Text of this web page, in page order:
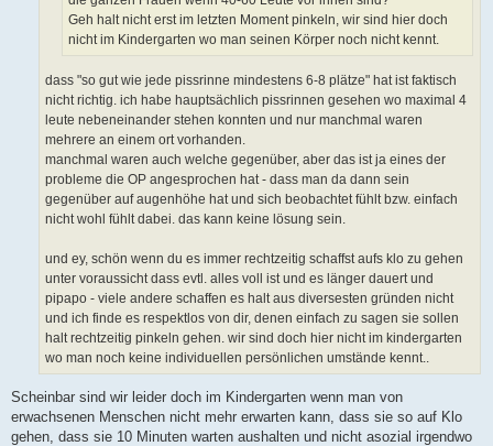
Geh halt nicht erst im letzten Moment pinkeln, wir sind hier doch
nicht im Kindergarten wo man seinen Körper noch nicht kennt.
dass "so gut wie jede pissrinne mindestens 6-8 plätze" hat ist faktisch
nicht richtig. ich habe hauptsächlich pissrinnen gesehen wo maximal 4
leute nebeneinander stehen konnten und nur manchmal waren
mehrere an einem ort vorhanden.
manchmal waren auch welche gegenüber, aber das ist ja eines der
probleme die OP angesprochen hat - dass man da dann sein
gegenüber auf augenhöhe hat und sich beobachtet fühlt bzw. einfach
nicht wohl fühlt dabei. das kann keine lösung sein.
und ey, schön wenn du es immer rechtzeitig schaffst aufs klo zu gehen
unter voraussicht dass evtl. alles voll ist und es länger dauert und
pipapo - viele andere schaffen es halt aus diversesten gründen nicht
und ich finde es respektlos von dir, denen einfach zu sagen sie sollen
halt rechtzeitig pinkeln gehen. wir sind doch hier nicht im kindergarten
wo man noch keine individuellen persönlichen umstände kennt..
Scheinbar sind wir leider doch im Kindergarten wenn man von
erwachsenen Menschen nicht mehr erwarten kann, dass sie so auf Klo
gehen, dass sie 10 Minuten warten aushalten und nicht asozial irgendwo